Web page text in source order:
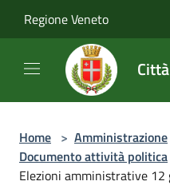
Regione Veneto
Home > Amministrazione
Documento attività politica
Elezioni amministrative 12